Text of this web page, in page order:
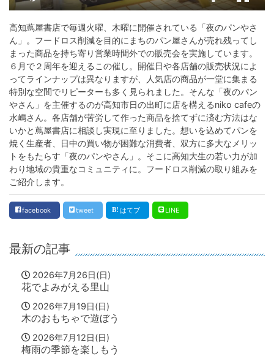
高知蔦屋書店で毎週火曜、木曜に開催されている「夜のパンやさ
ん」。フードロス削減を目的にまちのパン屋さんが売れ残ってし
まった商品を持ち寄り営業時間外での販売会を実施しています。
６月で２周年を迎えるこの催し。開催日や各店舗の販売状況によ
ってラインナップは異なりますが、人気店の商品が一堂に集まる
特別な空間でリピーターも多く見られました。そんな「夜のパン
やさん」を主催するのが高知市日の出町に店を構えるniko cafeの
水嶋さん。各店舗が苦労して作った商品を捨てずに済む方法はな
いかと蔦屋書店に相談し実現に至りました。想いを込めてパンを
焼く生産者、日中の買い物が困難な消費者、双方に多大なメリッ
トをもたらす「夜のパンやさん」。そこに高知大生の若い力が加
わり地域の貴重なコミュニティに。フードロス削減の取り組みを
ご紹介します。
facebook tweet はてブ LINE
最新の記事
2026年7月26日(日)
花でよみがえる里山
2026年7月19日(日)
木のおもちゃで遊ぼう
2026年7月12日(日)
梅雨の季節を楽しもう